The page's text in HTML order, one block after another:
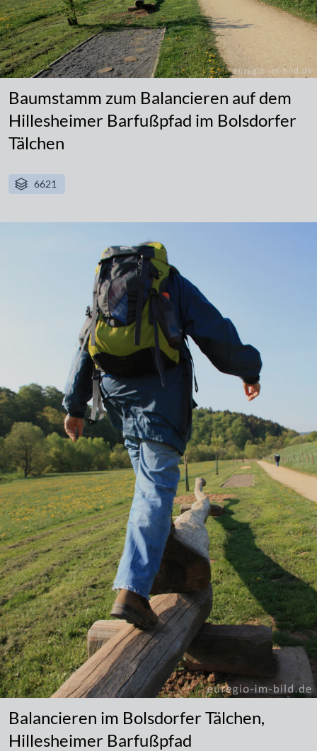
Baumstamm zum Balancieren auf dem
Hillesheimer Barfußpfad im Bolsdorfer
Tälchen
6621
Balancieren im Bolsdorfer Tälchen,
Hillesheimer Barfußpfad